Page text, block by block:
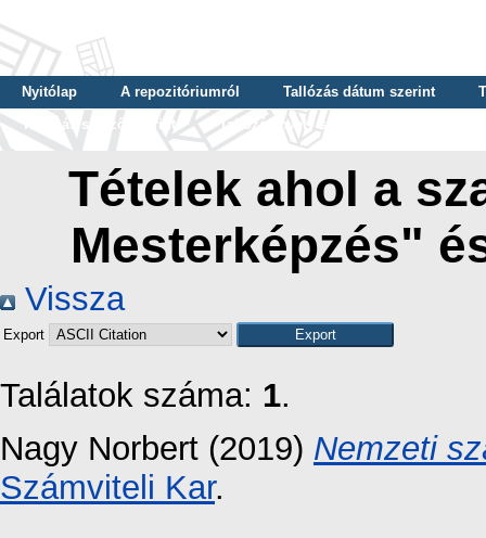
Nyitólap A repozitóriumról Tallózás dátum szerint
Tallózás szerző szerint
Tallózás nyelv szerint
Tételek ahol a
Mesterképzés"
Vissza
Export
Találatok száma: 1.
Nagy Norbert (2019) Nemzeti
Számviteli Kar.